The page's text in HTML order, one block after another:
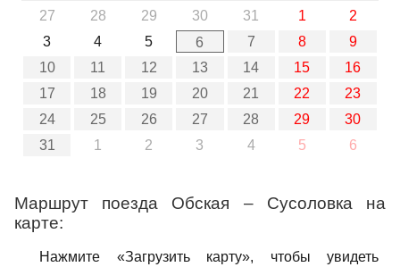
27
28 29 30 31 1
2
3
4 5 6 7 8
9
10
11 12 13 14 15
16
17
18 19 20 21 22
23
24
25 26 27 28 29
30
31
1 2 3 4 5 6
Маршрут поезда Обская – Сусоловка на
карте:
Нажмите «Загрузить карту», чтобы увидеть